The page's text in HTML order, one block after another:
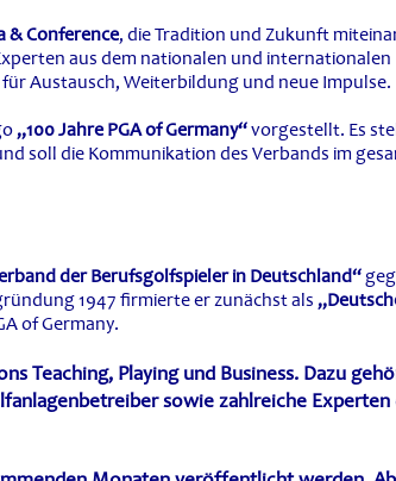
& Conference, die Tradition und Zukunft
aus dem nationalen und internationalen
Austausch, Weiterbildung und neue Impulse.
„100 Jahre PGA of Germany“vorgestellt. Es
soll die Kommunikation des Verbands im
der Berufsgolfspieler in Deutschland“
1947 firmierte er zunächst als
of Germany.
Teaching, Playingund Business. Dazu
sowie zahlreiche Experten